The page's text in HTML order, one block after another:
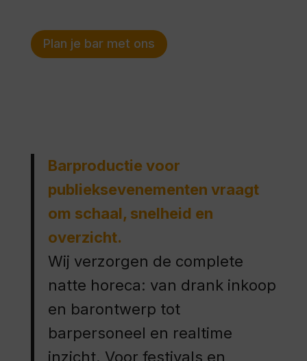
Plan je bar met ons
Barproductie voor
publieksevenementen vraagt
om schaal, snelheid en
overzicht.
Wij verzorgen de complete
natte horeca: van drank inkoop
en barontwerp tot
barpersoneel en realtime
inzicht. Voor festivals en